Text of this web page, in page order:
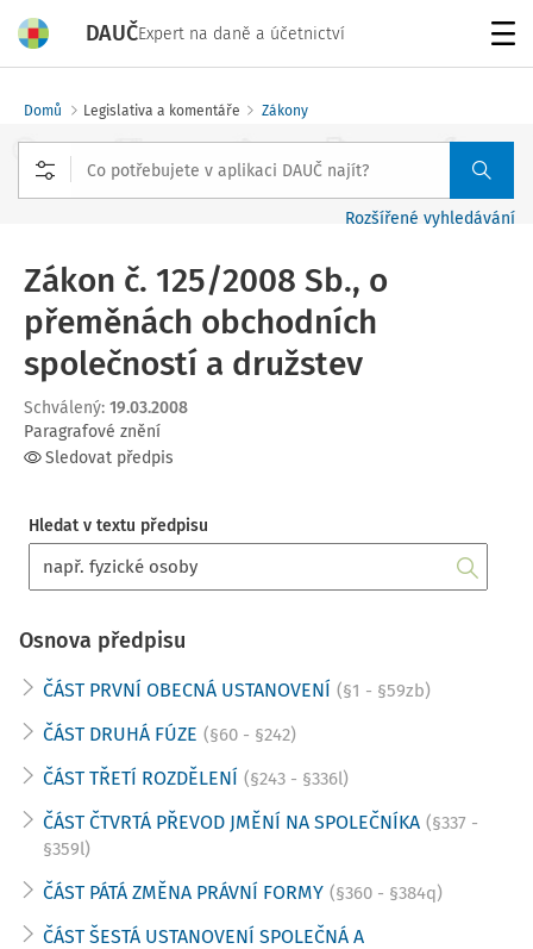
DAUČExpert na daně a účetnictví
Domů Legislativa a komentáře Zákony
Rozšířené vyhledávání
Zákon č. 125/2008 Sb., o
přeměnách obchodních
společností a družstev
Schválený: 19.03.2008
Paragrafové znění
Sledovat předpis
Hledat v textu předpisu
Osnova předpisu
ČÁST PRVNÍ OBECNÁ USTANOVENÍ (§1 - §59zb)
ČÁST DRUHÁ FÚZE (§60 - §242)
ČÁST TŘETÍ ROZDĚLENÍ (§243 - §336l)
ČÁST ČTVRTÁ PŘEVOD JMĚNÍ NA SPOLEČNÍKA (§337 -
§359l)
ČÁST PÁTÁ ZMĚNA PRÁVNÍ FORMY (§360 - §384q)
ČÁST ŠESTÁ USTANOVENÍ SPOLEČNÁ A